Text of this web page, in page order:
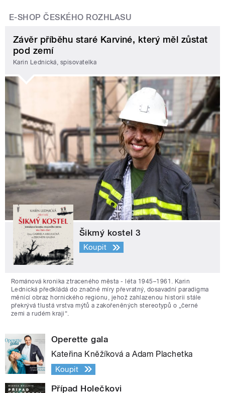
E-SHOP ČESKÉHO ROZHLASU
Závěr příběhu staré Karviné, který měl zůstat
pod zemí
Karin Lednická, spisovatelka
Šikmý kostel 3
Koupit
Románová kronika ztraceného města - léta 1945–1961. Karin
Lednická předkládá do značné míry převratný, dosavadní paradigma
měnící obraz hornického regionu, jehož zahlazenou historii stále
překrývá tlustá vrstva mýtů a zakořeněných stereotypů o „černé
zemi a rudém kraji“.
Operette gala
Kateřina Kněžíková a Adam Plachetka
Koupit
Případ Holečkovi